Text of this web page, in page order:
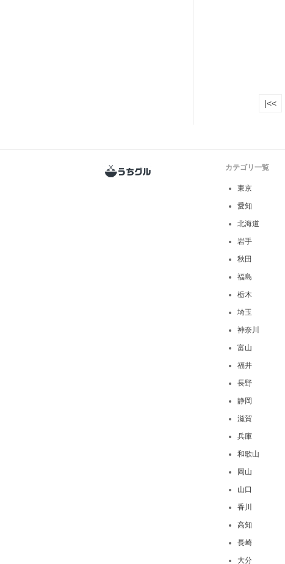
|<<
カテゴリ一覧
東京
愛知
北海道
岩手
秋田
福島
栃木
埼玉
神奈川
富山
福井
長野
静岡
滋賀
兵庫
和歌山
岡山
山口
香川
高知
長崎
大分